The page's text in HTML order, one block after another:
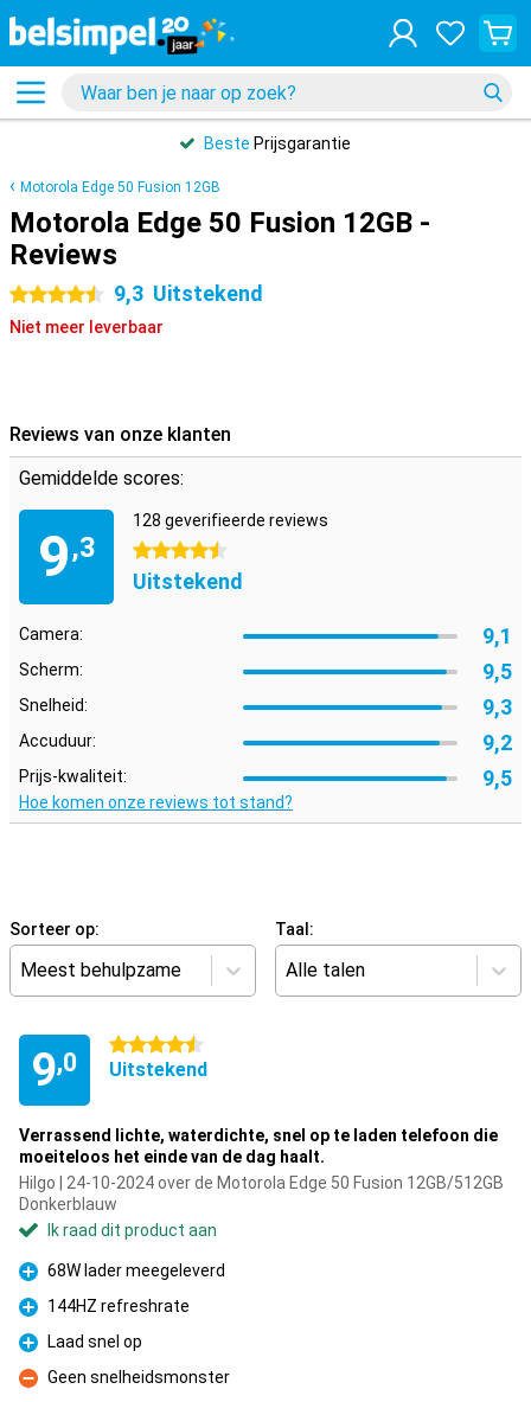
Beste Prijsgarantie
Motorola Edge 50 Fusion 12GB
Motorola Edge 50 Fusion 12GB -
Reviews
4.5 sterren 9,3 Uitstekend
Niet meer leverbaar
Reviews van onze klanten
Gemiddelde scores:
9,3
128 geverifieerde reviews
4.5 sterren
Uitstekend
Camera: 9,1
Scherm: 9,5
Snelheid: 9,3
Accuduur: 9,2
Prijs-kwaliteit: 9,5
Hoe komen onze reviews tot stand?
Sorteer op:
Meest behulpzame
Taal:
Alle talen
9,0
4.5 sterren
Uitstekend
Verrassend lichte, waterdichte, snel op te laden telefoon die
moeiteloos het einde van de dag haalt.
Hilgo | 24-10-2024 over de Motorola Edge 50 Fusion 12GB/512GB
Donkerblauw
Ik raad dit product aan
Pluspunt
68W lader meegeleverd
Pluspunt
144HZ refreshrate
Pluspunt
Laad snel op
Minpunt
Geen snelheidsmonster